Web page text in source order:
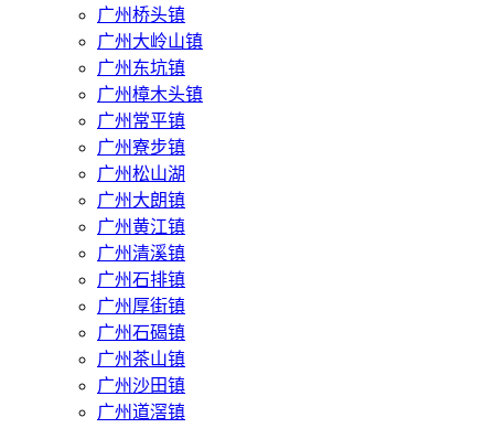
广州桥头镇
广州大岭山镇
广州东坑镇
广州樟木头镇
广州常平镇
广州寮步镇
广州松山湖
广州大朗镇
广州黄江镇
广州清溪镇
广州石排镇
广州厚街镇
广州石碣镇
广州茶山镇
广州沙田镇
广州道滘镇